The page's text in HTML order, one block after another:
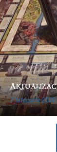
7 listopada 2020